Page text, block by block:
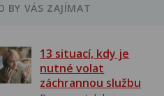
BY VÁS ZAJÍMAT
13 situací, kdy je
nutné volat
záchrannou službu